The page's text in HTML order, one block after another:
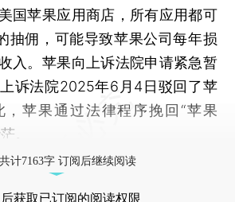
国苹果应用商店，所有应用都可
抽佣，可能导致苹果公司每年损
入。苹果向上诉法院申请紧急暂
诉法院2025年6月4日驳回了苹
苹果通过法律程序挽回“苹果
。
计7163字 订阅后继续阅读
后获取已订阅的阅读权限